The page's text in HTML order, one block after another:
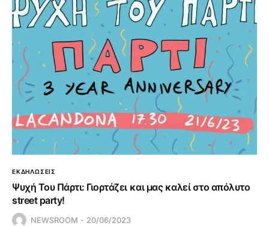
ΕΚΔΗΛΩΣΕΙΣ
Ψυχή Του Πάρτι: Γιορτάζει και μας καλεί στο απόλυτο
street party!
NEWSROOM 20/06/2023